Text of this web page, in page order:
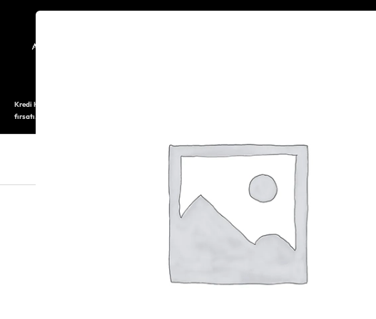
Kredi Kartı ile 12 aya varan taksitli alışveriş imkanı. Üstelik ilk 6 taksite %0 komisyon
fırsatı.
SAAT AKSESUARLARI TAKI VE MÜCEVHER